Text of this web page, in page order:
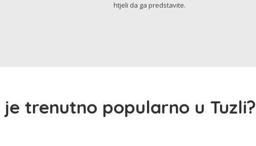
htjeli da ga predstavite.
je trenutno popularno u Tuzli?